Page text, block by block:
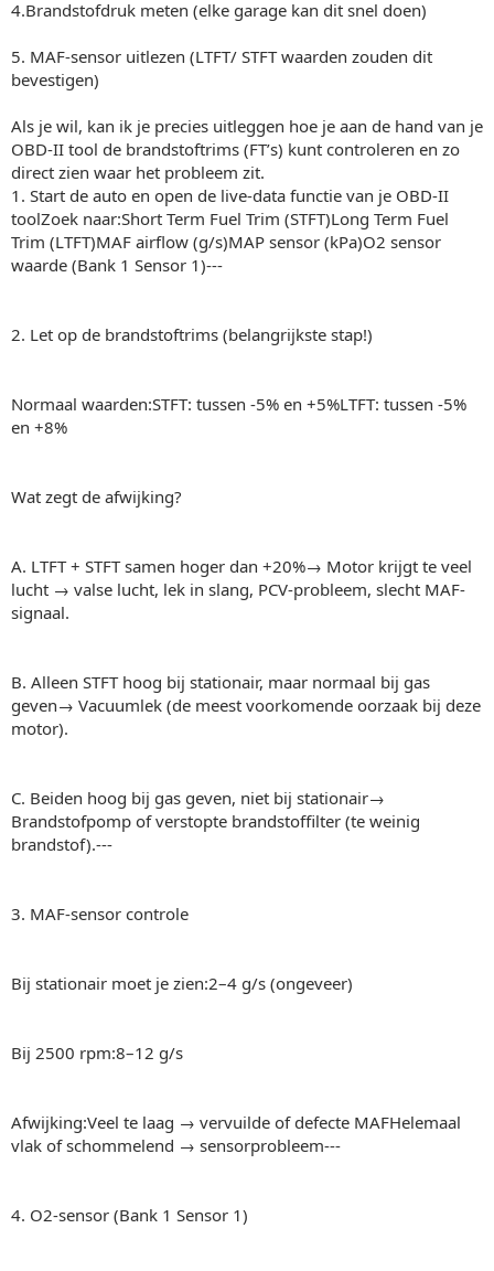
4.Brandstofdruk meten (elke garage kan dit snel doen)
5. MAF-sensor uitlezen (LTFT/ STFT waarden zouden dit
bevestigen)
Als je wil, kan ik je precies uitleggen hoe je aan de hand van je
OBD-II tool de brandstoftrims (FT’s) kunt controleren en zo
direct zien waar het probleem zit.
1. Start de auto en open de live‑data functie van je OBD‑II
toolZoek naar:Short Term Fuel Trim (STFT)Long Term Fuel
Trim (LTFT)MAF airflow (g/s)MAP sensor (kPa)O2 sensor
waarde (Bank 1 Sensor 1)---
2. Let op de brandstoftrims (belangrijkste stap!)
Normaal waarden:STFT: tussen -5% en +5%LTFT: tussen -5%
en +8%
Wat zegt de afwijking?
A. LTFT + STFT samen hoger dan +20%→ Motor krijgt te veel
lucht → valse lucht, lek in slang, PCV-probleem, slecht MAF-
signaal.
B. Alleen STFT hoog bij stationair, maar normaal bij gas
geven→ Vacuumlek (de meest voorkomende oorzaak bij deze
motor).
C. Beiden hoog bij gas geven, niet bij stationair→
Brandstofpomp of verstopte brandstoffilter (te weinig
brandstof).---
3. MAF-sensor controle
Bij stationair moet je zien:2–4 g/s (ongeveer)
Bij 2500 rpm:8–12 g/s
Afwijking:Veel te laag → vervuilde of defecte MAFHelemaal
vlak of schommelend → sensorprobleem---
4. O2-sensor (Bank 1 Sensor 1)